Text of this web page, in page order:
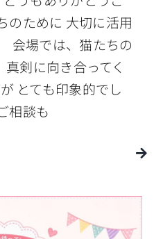
のために 大切に活用
場では、猫たちの
剣に向き合ってく
とても印象的でし
相談も